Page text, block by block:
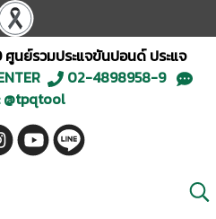
ศูนย์รวมประแจขันปอนด์ ประแจ
02-4898958-9
@tpqtool